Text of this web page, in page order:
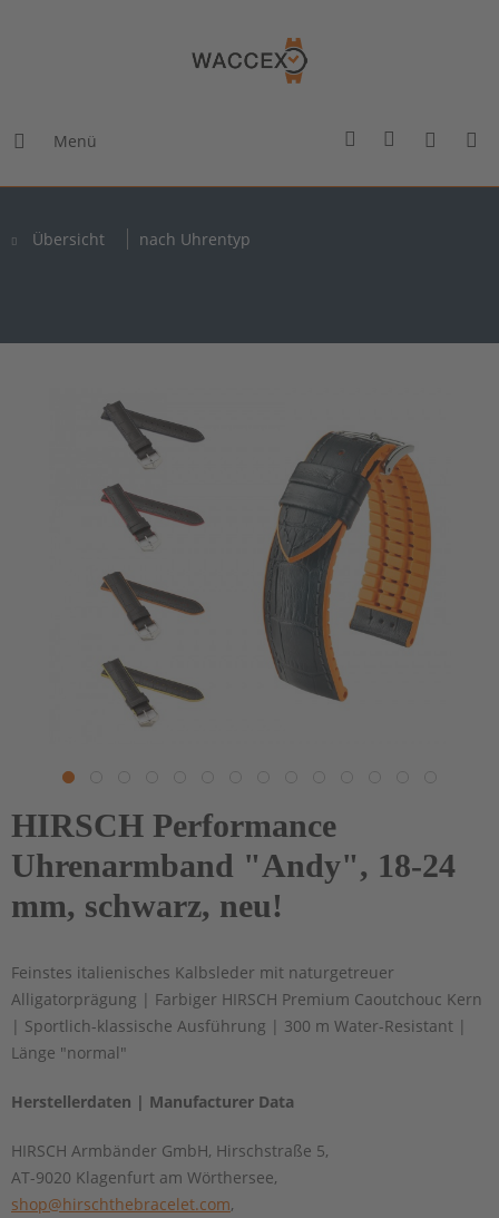
Menü
Übersicht nach Uhrentyp
HIRSCH Performance
Uhrenarmband "Andy", 18-24
mm, schwarz, neu!
Feinstes italienisches Kalbsleder mit naturgetreuer
Alligatorprägung | Farbiger HIRSCH Premium Caoutchouc Kern
| Sportlich-klassische Ausführung | 300 m Water-Resistant |
Länge "normal"
Herstellerdaten | Manufacturer Data
HIRSCH Armbänder GmbH, Hirschstraße 5,
AT-9020 Klagenfurt am Wörthersee,
shop@hirschthebracelet.com,